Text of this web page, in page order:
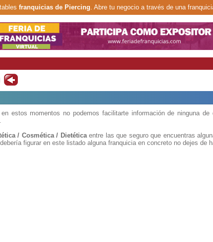
franquicias de Piercing. Abre tu negocio a través de una
en estos momentos no podemos facilitarte información de ninguna
/ Cosmética / Dietéticaentre las que seguro que encuentras
figurar en este listado alguna franquicia en concreto no dejes de